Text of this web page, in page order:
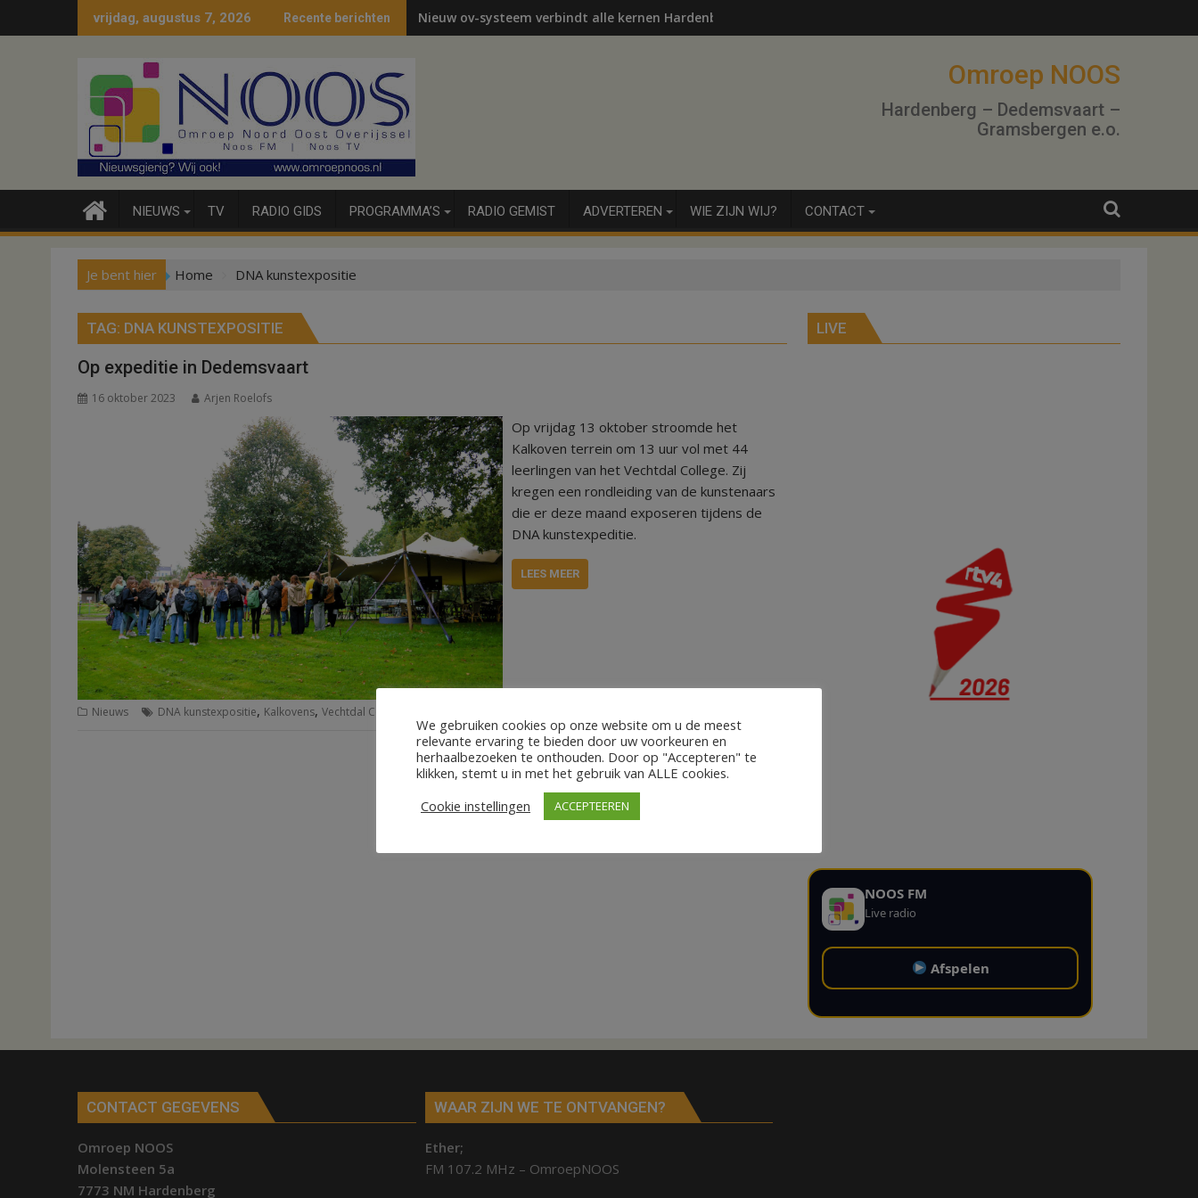
naar
vrijdag, augustus 7, 2026 Recente berichten Nieuw ov-systeem verbindt alle kernen Hardenberg
Omroep NOOS
Hardenberg – Dedemsvaart –
Gramsbergen e.o.
NIEUWS TV RADIO GIDS PROGRAMMA’S RADIO GEMIST ADVERTEREN WIE ZIJN WIJ? CONTACT
Je bent hier Home DNA kunstexpositie
TAG: DNA KUNSTEXPOSITIE
Op expeditie in Dedemsvaart
16 oktober 2023 Arjen Roelofs
Op vrijdag 13 oktober stroomde het
Kalkoven terrein om 13 uur vol met 44
leerlingen van het Vechtdal College. Zij
kregen een rondleiding van de kunstenaars
die er deze maand exposeren tijdens de
DNA kunstexpeditie.
LEES MEER
Nieuws DNA kunstexpositie, Kalkovens, Vechtdal College Dedemsvaart
LIVE
NOOS FM
Live radio
Afspelen
CONTACT GEGEVENS
Omroep NOOS
Molensteen 5a
7773 NM Hardenberg
WAAR ZIJN WE TE ONTVANGEN?
Ether;
FM 107.2 MHz – OmroepNOOS
We gebruiken cookies op onze website om u de meest
relevante ervaring te bieden door uw voorkeuren en
herhaalbezoeken te onthouden. Door op "Accepteren" te
klikken, stemt u in met het gebruik van ALLE cookies.
Cookie instellingen
ACCEPTEEREN